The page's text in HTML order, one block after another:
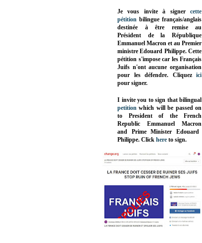
Je vous invite à signer cette
pétition bilingue français/anglais
destinée à être remise au
Président de la République
Emmanuel Macron et au Premier
ministre Edouard Philippe. Cette
pétition s'impose car les Français
Juifs n'ont aucune organisation
pour les défendre. Cliquez
ici
pour signer.
I invite you to sign that bilingual
petition which will be passed on
to President of the French
Republic Emmanuel Macron
and Prime Minister Edouard
Philippe. Click here to sign.